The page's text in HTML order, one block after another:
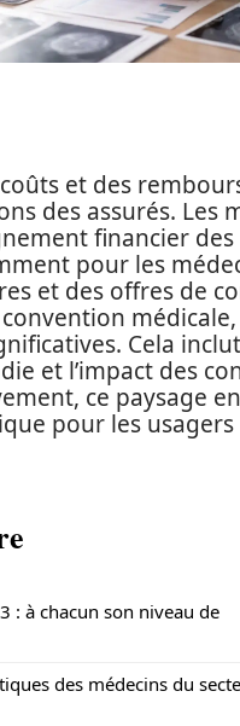
et des
des assurés.
financier
pour les
et des offres de
Cela
et l’impact des
ce paysage
pour les
: à chacun son niveau de
des médecins du